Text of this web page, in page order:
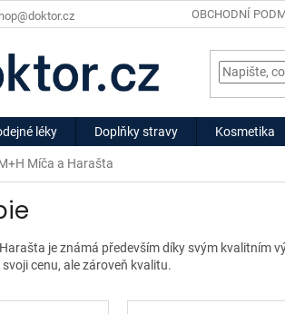
OBCHODNÍ
léky Doplňky stravy Kosmetika
Míča a Harašta
je známá především díky svým kvalitním
cenu, ale zároveň kvalitu.